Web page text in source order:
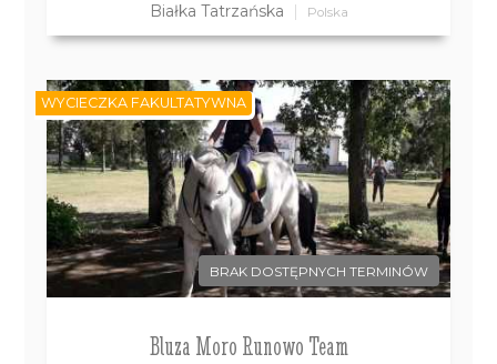
Białka Tatrzańska Polska
BRAK DOSTĘPNYCH TERMINÓW
Bluza Moro Runowo Team
WYCIECZKA FAKULTATYWNA